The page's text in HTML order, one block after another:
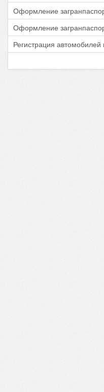
Оформление
Оформление
Регистрация